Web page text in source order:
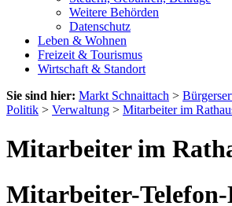
Weitere Behörden
Datenschutz
Leben & Wohnen
Freizeit & Tourismus
Wirtschaft & Standort
Sie sind hier: Markt Schnaittach >
Politik > Verwaltung > Mitarbeiter im
Mitarbeiter im
Mitarbeiter-